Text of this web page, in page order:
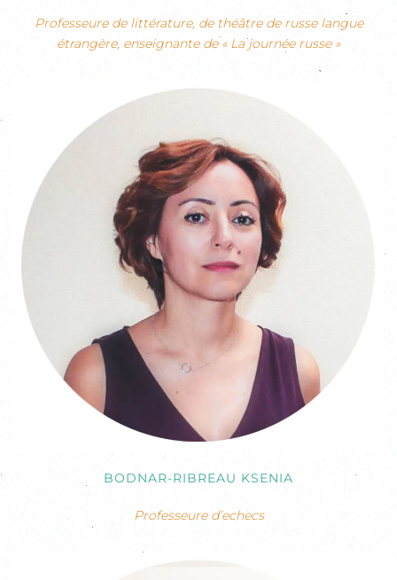
Professeure de littérature, de théâtre de russe langue
étrangère, enseignante de « La journée russe »
BODNAR-RIBREAU KSENIA
Professeure d’echecs